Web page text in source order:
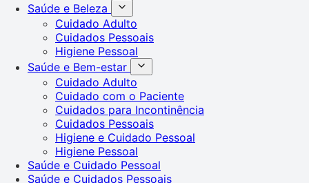
Saúde e Beleza
Cuidado Adulto
Cuidados Pessoais
Higiene Pessoal
Saúde e Bem-estar
Cuidado Adulto
Cuidado com o Paciente
Cuidados para Incontinência
Cuidados Pessoais
Higiene e Cuidado Pessoal
Higiene Pessoal
Saúde e Cuidado Pessoal
Saúde e Cuidados Pessoais